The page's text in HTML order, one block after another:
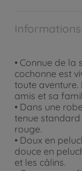
• Connue de la
cochonne est
toute aventure.
amis et sa
• Dans une
tenue
rouge.
• Doux en
douce en
et les câlins.